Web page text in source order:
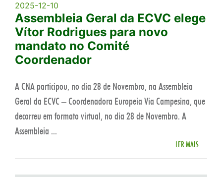
2025-12-10
Assembleia Geral da ECVC elege
Vítor Rodrigues para novo
mandato no Comité
Coordenador
A CNA participou, no dia 28 de Novembro, na Assembleia
Geral da ECVC – Coordenadora Europeia Via Campesina, que
decorreu em formato virtual, no dia 28 de Novembro. A
Assembleia ...
LER MAIS